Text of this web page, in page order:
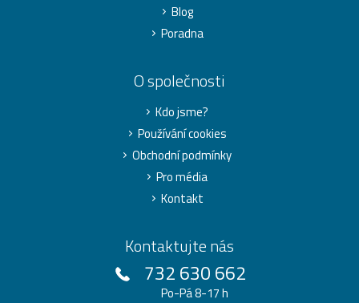
Blog
Poradna
O společnosti
Kdo jsme?
Používání cookies
Obchodní podmínky
Pro média
Kontakt
Kontaktujte nás
732 630 662
Po-Pá 8-17 h